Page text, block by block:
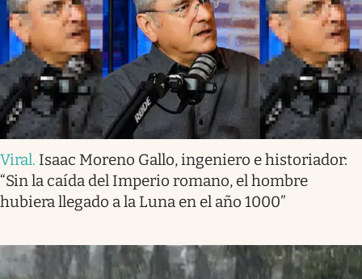
Viral. Isaac Moreno Gallo, ingeniero e historiador:
“Sin la caída del Imperio romano, el hombre
hubiera llegado a la Luna en el año 1000”